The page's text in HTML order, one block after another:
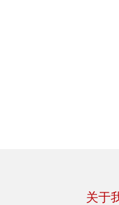
关于